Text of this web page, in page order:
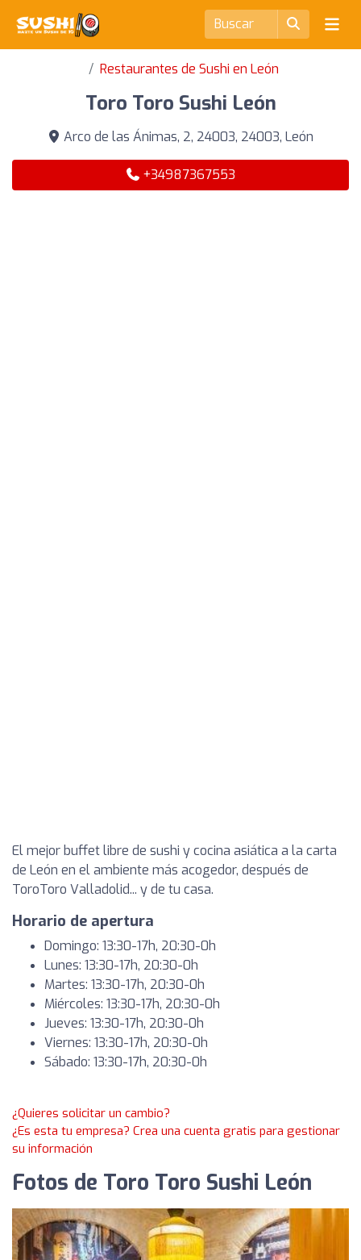
Restaurantes de Sushi en León
Toro Toro Sushi León
Arco de las Ánimas, 2, 24003, 24003, León
+34987367553
El mejor buffet libre de sushi y cocina asiática a la carta
de León en el ambiente más acogedor, después de
ToroToro Valladolid... y de tu casa.
Horario de apertura
Domingo: 13:30-17h, 20:30-0h
Lunes: 13:30-17h, 20:30-0h
Martes: 13:30-17h, 20:30-0h
Miércoles: 13:30-17h, 20:30-0h
Jueves: 13:30-17h, 20:30-0h
Viernes: 13:30-17h, 20:30-0h
Sábado: 13:30-17h, 20:30-0h
¿Quieres solicitar un cambio?
¿Es esta tu empresa? Crea una cuenta gratis para gestionar
su información
Fotos de Toro Toro Sushi León